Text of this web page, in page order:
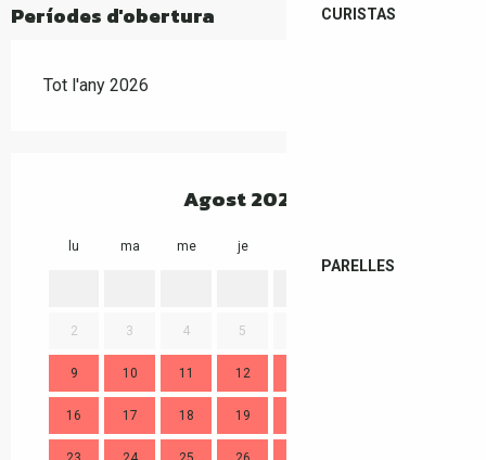
CURISTAS
PARELLES
Períodes d'obertura
Tot l'any 2026
Agost 2026
lu ma me je
2 3 4 5
9 10 11 12
16 17 18 19